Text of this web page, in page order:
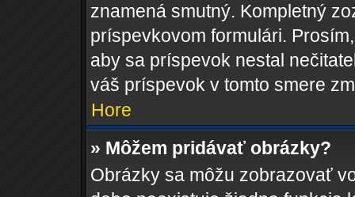
znamená smutný. Kompletný
príspevkovom formulári.
aby sa príspevok nestal
váš príspevok v tomto smere
Hore
» Môžem pridávať obrázky?
Obrázky sa môžu zobrazovať